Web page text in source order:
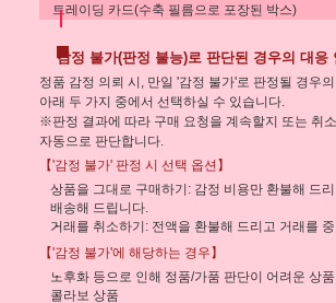
트레이딩 카드(수축 필름으로 포장된 박스)
감정 불가(판정 불능)로 판단된 경우의 대응
정품 감정 의뢰 시, 만일 '감정 불가'로 판정될 경우
아래 두 가지 중에서 선택하실 수 있습니다.
※판정 결과에 따라 구매 요청을 계속할지 또는 취
자동으로 판단합니다.
【'감정 불가' 판정 시 선택 옵션】
상품을 그대로 구매하기: 감정 비용만 환불해 드
배송해 드립니다.
거래를 취소하기: 전액을 환불해 드리고 거래를 중
【'감정 불가'에 해당하는 경우】
노후화 등으로 인해 정품/가품 판단이 어려운 상품
콜라보 상품